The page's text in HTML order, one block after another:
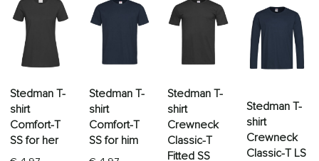
Stedman T-
shirt
Comfort-T
SS for her
Stedman T-
shirt
Comfort-T
SS for him
Stedman T-
shirt
Crewneck
Classic-T
Fitted SS
Stedman T-
shirt
Crewneck
Classic-T LS